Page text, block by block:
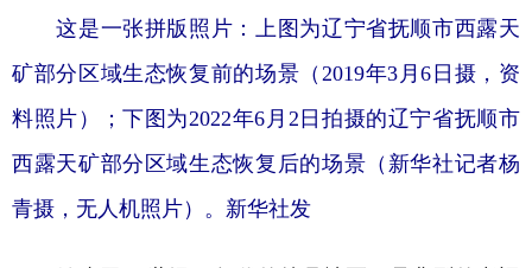
这是一张拼版照片：上图为辽宁省抚顺市西露天
矿部分区域生态恢复前的场景（2019年3月6日摄，资
料照片）；下图为2022年6月2日拍摄的辽宁省抚顺市
西露天矿部分区域生态恢复后的场景（新华社记者杨
青摄，无人机照片）。新华社发